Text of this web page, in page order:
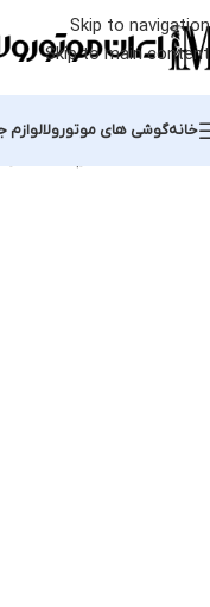
Skip to navigation
Skip to main content
خانهگوشی های موتورولالوازم